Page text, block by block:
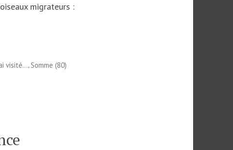
migrateurs :
visité...,Somme (80)